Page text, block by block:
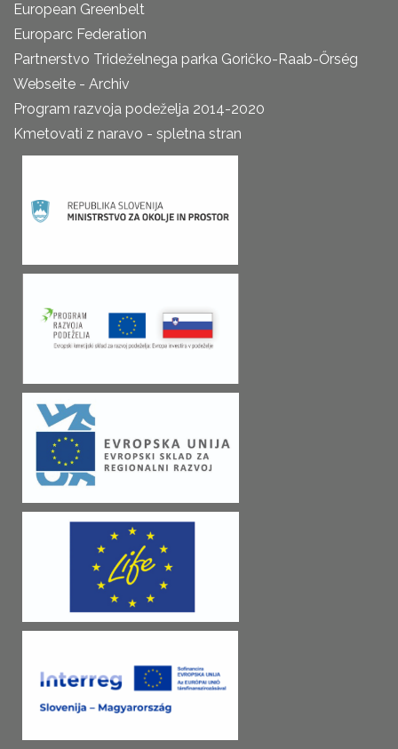
European Greenbelt
Europarc Federation
Partnerstvo Trideželnega parka Goričko-Raab-Őrség
Webseite - Archiv
Program razvoja podeželja 2014-2020
Kmetovati z naravo - spletna stran